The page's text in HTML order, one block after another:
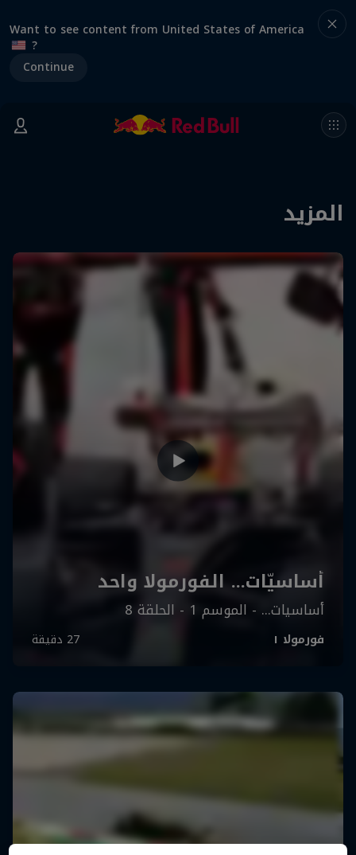
Want to see content from United States of America
?
Continue
المزيد